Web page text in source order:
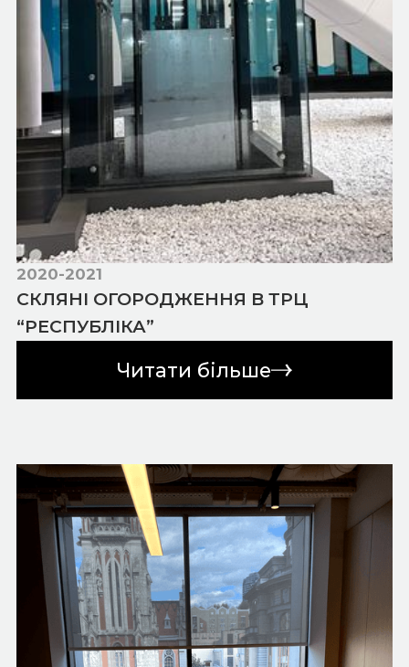
2020-2021
СКЛЯНІ ОГОРОДЖЕННЯ В ТРЦ
“РЕСПУБЛІКА”
Читати більше